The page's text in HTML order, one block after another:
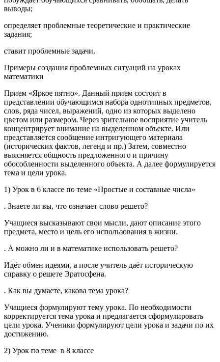
выводы;
определяет проблемные теоретические и практические
задания;
ставит проблемные задачи.
Примеры создания проблемных ситуаций на уроках
математики
Прием «Яркое пятно». Данный прием состоит в
представлении обучающимся набора однотипных предметов,
слов, ряда чисел, выражений, одно из которых выделено
цветом или размером. Через зрительное восприятие учитель
концентрирует внимание на выделенном объекте. Или
представляется сообщение интригующего материала
(исторических фактов, легенд и пр.) Затем, совместно
выясняется общность предложенного и причину
обособленности выделенного объекта. А далее формулируется
тема и цели урока.
1) Урок в 6 классе по теме «Простые и составные числа»
. Знаете ли вы, что означает слово решето?
Учащиеся высказывают свои мысли, дают описание этого
предмета, место и цель его использования в жизни.
. А можно ли и в математике использовать решето?
Идёт обмен идеями, а после учитель даёт историческую
справку о решете Эратосфена.
. Как вы думаете, какова тема урока?
Учащиеся формулируют тему урока. По необходимости
корректируется тема урока и предлагается сформулировать
цели урока. Ученики формулируют цели урока и задачи по их
достижению.
2) Урок по теме в 8 классе